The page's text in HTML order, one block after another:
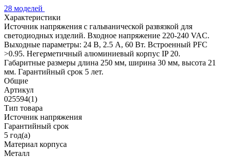
28 моделей
Характеристики
Источник напряжения с гальванической развязкой для
светодиодных изделий. Входное напряжение 220-240 VAC.
Выходные параметры: 24 В, 2.5 А, 60 Вт. Встроенный PFC
>0.95. Негерметичный алюминиевый корпус IP 20.
Габаритные размеры длина 250 мм, ширина 30 мм, высота 21
мм. Гарантийный срок 5 лет.
Общие
Артикул
025594(1)
Тип товара
Источник напряжения
Гарантийный срок
5 год(а)
Материал корпуса
Металл